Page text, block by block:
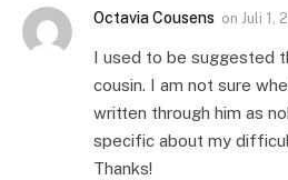
Octavia Cousens on Juli 1,
I used to be suggested
cousin. I am not sure
written through him as
specific about my
Thanks!